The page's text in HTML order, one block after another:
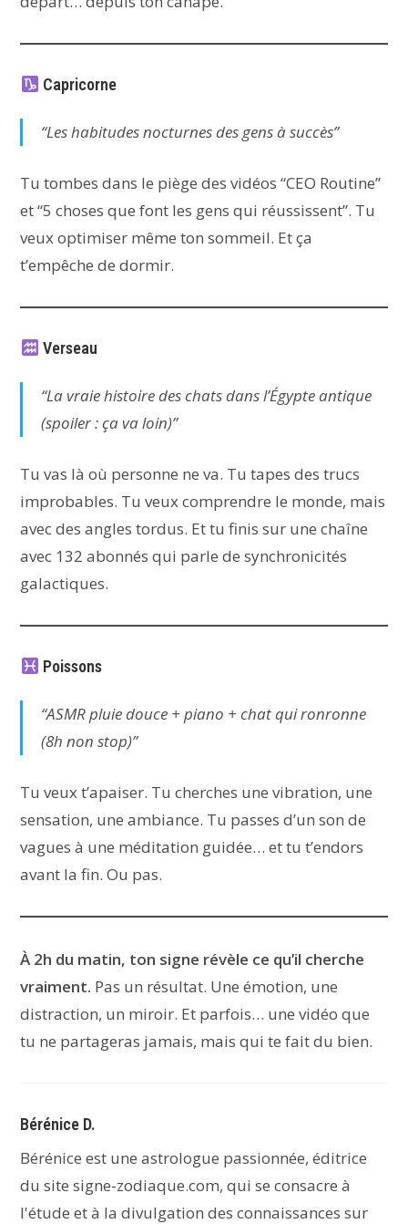
Capricorne
“Les habitudes nocturnes des gens à succès”
Tu tombes dans le piège des vidéos “CEO Routine”
et “5 choses que font les gens qui réussissent”. Tu
veux optimiser même ton sommeil. Et ça
t’empêche de dormir.
Verseau
“La vraie histoire des chats dans l’Égypte antique
(spoiler : ça va loin)”
Tu vas là où personne ne va. Tu tapes des trucs
improbables. Tu veux comprendre le monde, mais
avec des angles tordus. Et tu finis sur une chaîne
avec 132 abonnés qui parle de synchronicités
galactiques.
Poissons
“ASMR pluie douce + piano + chat qui ronronne
(8h non stop)”
Tu veux t’apaiser. Tu cherches une vibration, une
sensation, une ambiance. Tu passes d’un son de
vagues à une méditation guidée… et tu t’endors
avant la fin. Ou pas.
À 2h du matin, ton signe révèle ce qu’il cherche
vraiment. Pas un résultat. Une émotion, une
distraction, un miroir. Et parfois… une vidéo que
tu ne partageras jamais, mais qui te fait du bien.
Bérénice D.
Bérénice est une astrologue passionnée, éditrice
du site signe-zodiaque.com, qui se consacre à
l'étude et à la divulgation des connaissances sur